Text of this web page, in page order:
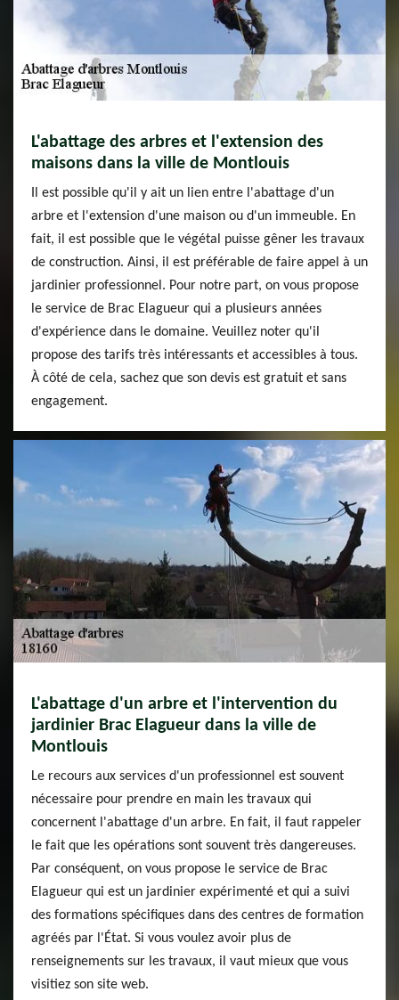
L'abattage des arbres et l'extension des
maisons dans la ville de Montlouis
Il est possible qu'il y ait un lien entre l'abattage d'un
arbre et l'extension d'une maison ou d'un immeuble. En
fait, il est possible que le végétal puisse gêner les travaux
de construction. Ainsi, il est préférable de faire appel à un
jardinier professionnel. Pour notre part, on vous propose
le service de Brac Elagueur qui a plusieurs années
d'expérience dans le domaine. Veuillez noter qu'il
propose des tarifs très intéressants et accessibles à tous.
À côté de cela, sachez que son devis est gratuit et sans
engagement.
L'abattage d'un arbre et l'intervention du
jardinier Brac Elagueur dans la ville de
Montlouis
Le recours aux services d'un professionnel est souvent
nécessaire pour prendre en main les travaux qui
concernent l'abattage d'un arbre. En fait, il faut rappeler
le fait que les opérations sont souvent très dangereuses.
Par conséquent, on vous propose le service de Brac
Elagueur qui est un jardinier expérimenté et qui a suivi
des formations spécifiques dans des centres de formation
agréés par l'État. Si vous voulez avoir plus de
renseignements sur les travaux, il vaut mieux que vous
visitiez son site web.